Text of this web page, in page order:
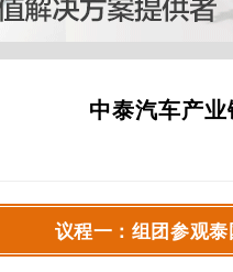
中泰汽车产
议程一：组团参观泰